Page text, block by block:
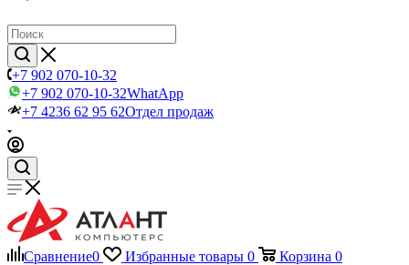
+7 902 070-10-32
+7 902 070-10-32WhatApp
+7 4236 62 95 62Отдел продаж
Сравнение0 Избранные товары 0 Корзина 0